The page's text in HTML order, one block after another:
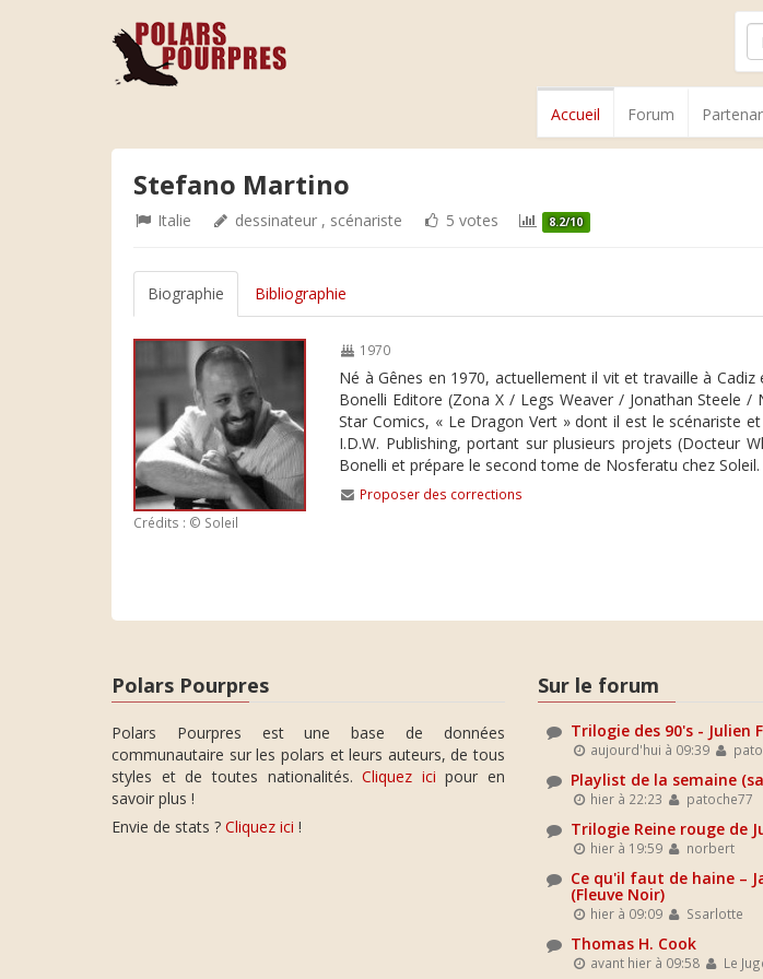
Accueil Forum
Stefano Martino
Italie dessinateur , scénariste 5 votes 8.2/10
Biographie Bibliographie
Crédits : © Soleil
1970
Né à Gênes en 1970, actuellement il vit et travaille à
Bonelli Editore (Zona X / Legs Weaver / Jonathan Steele
Star Comics, « Le Dragon Vert » dont il est le scénariste
I.D.W. Publishing, portant sur plusieurs projets (Docteur
Bonelli et prépare le second tome de Nosferatu chez Soleil.
Proposer des corrections
Polars Pourpres
Polars Pourpres est une base de données
communautaire sur les polars et leurs auteurs, de tous
styles et de toutes nationalités.Cliquez ici pour en
savoir plus !
Envie de stats ? Cliquez ici !
Sur le forum
Trilogie des 90's - Julien
aujourd'hui à 09:39
Playlist de la semaine
hier à 22:23 patoche77
Trilogie Reine rouge de
hier à 19:59 norbert
Ce qu'il faut de haine –
(Fleuve Noir)
hier à 09:09 Ssarlotte
Thomas H. Cook
avant hier à 09:58 Le